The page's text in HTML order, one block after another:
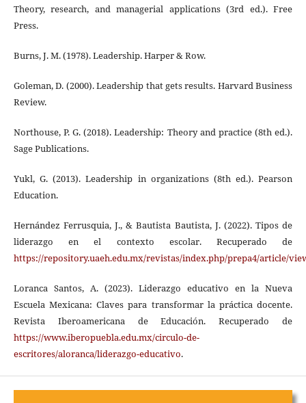
Theory, research, and managerial applications (3rd ed.). Free
Press.
Burns, J. M. (1978). Leadership. Harper & Row.
Goleman, D. (2000). Leadership that gets results. Harvard Business
Review.
Northouse, P. G. (2018). Leadership: Theory and practice (8th ed.).
Sage Publications.
Yukl, G. (2013). Leadership in organizations (8th ed.). Pearson
Education.
Hernández Ferrusquia, J., & Bautista Bautista, J. (2022). Tipos de
liderazgo en el contexto escolar. Recuperado de
https://repository.uaeh.edu.mx/revistas/index.php/prepa4/article/
Loranca Santos, A. (2023). Liderazgo educativo en la Nueva
Escuela Mexicana: Claves para transformar la práctica docente.
Revista Iberoamericana de Educación. Recuperado de
https://www.iberopuebla.edu.mx/circulo-de-
escritores/aloranca/liderazgo-educativo.